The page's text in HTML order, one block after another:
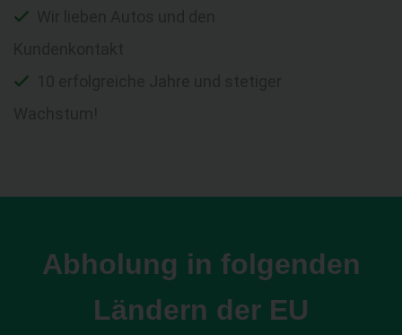
Abholung in folgenden
Ländern der EU